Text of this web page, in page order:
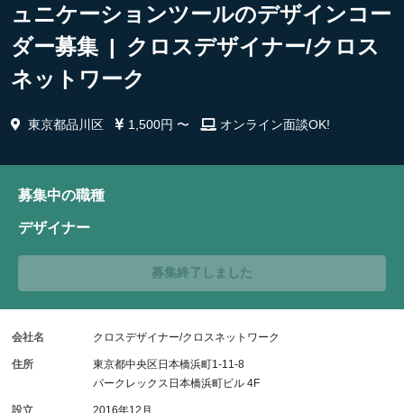
ュニケーションツールのデザインコー
ダー募集 | クロスデザイナー/クロス
ネットワーク
東京都品川区 1,500円 〜 オンライン面談OK!
募集中の職種
デザイナー
募集終了しました
会社名 クロスデザイナー/クロスネットワーク
住所
東京都中央区日本橋浜町1-11-8
パークレックス日本橋浜町ビル 4F
設立 2016年12月